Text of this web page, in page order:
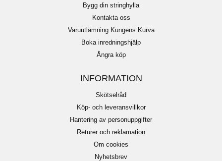
Bygg din stringhylla
Kontakta oss
Varuutlämning Kungens Kurva
Boka inredningshjälp
Ångra köp
INFORMATION
Skötselråd
Köp- och leveransvillkor
Hantering av personuppgifter
Returer och reklamation
Om cookies
Nyhetsbrev